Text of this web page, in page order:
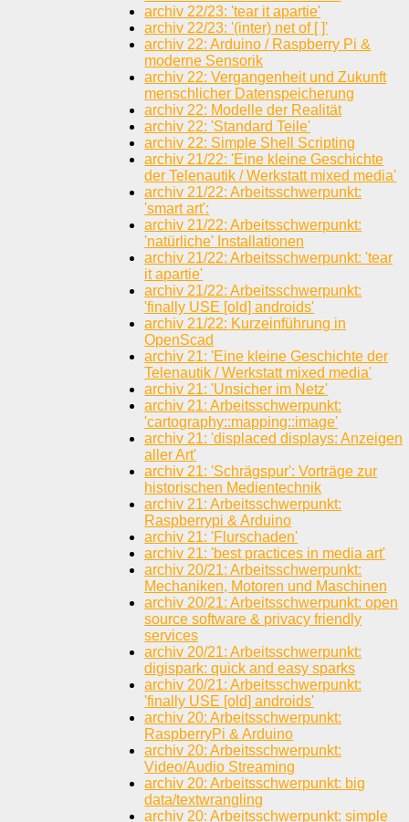
archiv 22/23: 'tear it apartie'
archiv 22/23: '(inter) net of [ ]'
archiv 22: Arduino / Raspberry Pi &
moderne Sensorik
archiv 22: Vergangenheit und Zukunft
menschlicher Datenspeicherung
archiv 22: Modelle der Realität
archiv 22: 'Standard Teile'
archiv 22: Simple Shell Scripting
archiv 21/22: 'Eine kleine Geschichte
der Telenautik / Werkstatt mixed media'
archiv 21/22: Arbeitsschwerpunkt:
'smart art':
archiv 21/22: Arbeitsschwerpunkt:
'natürliche' Installationen
archiv 21/22: Arbeitsschwerpunkt: 'tear
it apartie'
archiv 21/22: Arbeitsschwerpunkt:
'finally USE [old] androids'
archiv 21/22: Kurzeinführung in
OpenScad
archiv 21: 'Eine kleine Geschichte der
Telenautik / Werkstatt mixed media'
archiv 21: 'Unsicher im Netz'
archiv 21: Arbeitsschwerpunkt:
'cartography::mapping::image'
archiv 21: 'displaced displays: Anzeigen
aller Art'
archiv 21: 'Schrägspur': Vorträge zur
historischen Medientechnik
archiv 21: Arbeitsschwerpunkt:
Raspberrypi & Arduino
archiv 21: 'Flurschaden'
archiv 21: 'best practices in media art'
archiv 20/21: Arbeitsschwerpunkt:
Mechaniken, Motoren und Maschinen
archiv 20/21: Arbeitsschwerpunkt: open
source software & privacy friendly
services
archiv 20/21: Arbeitsschwerpunkt:
digispark: quick and easy sparks
archiv 20/21: Arbeitsschwerpunkt:
'finally USE [old] androids'
archiv 20: Arbeitsschwerpunkt:
RaspberryPi & Arduino
archiv 20: Arbeitsschwerpunkt:
Video/Audio Streaming
archiv 20: Arbeitsschwerpunkt: big
data/textwrangling
archiv 20: Arbeitsschwerpunkt: simple